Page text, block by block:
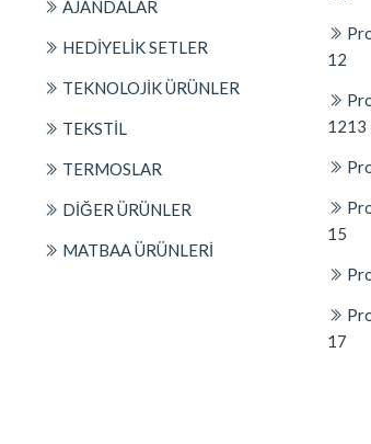
AJANDALAR
HEDİYELİK SETLER
TEKNOLOJİK ÜRÜNLER
TEKSTİL
TERMOSLAR
DİĞER ÜRÜNLER
MATBAA ÜRÜNLERİ
12
1213
15
17